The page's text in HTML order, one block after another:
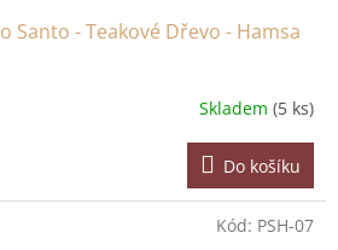
Santo - Teakové Dřevo - Hamsa
Skladem (5 ks)
Do košíku
Kód: PSH-07